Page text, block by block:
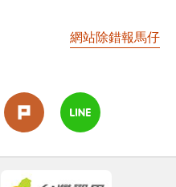
網站除錯報馬仔